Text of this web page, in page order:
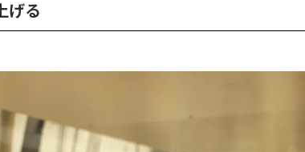
げる